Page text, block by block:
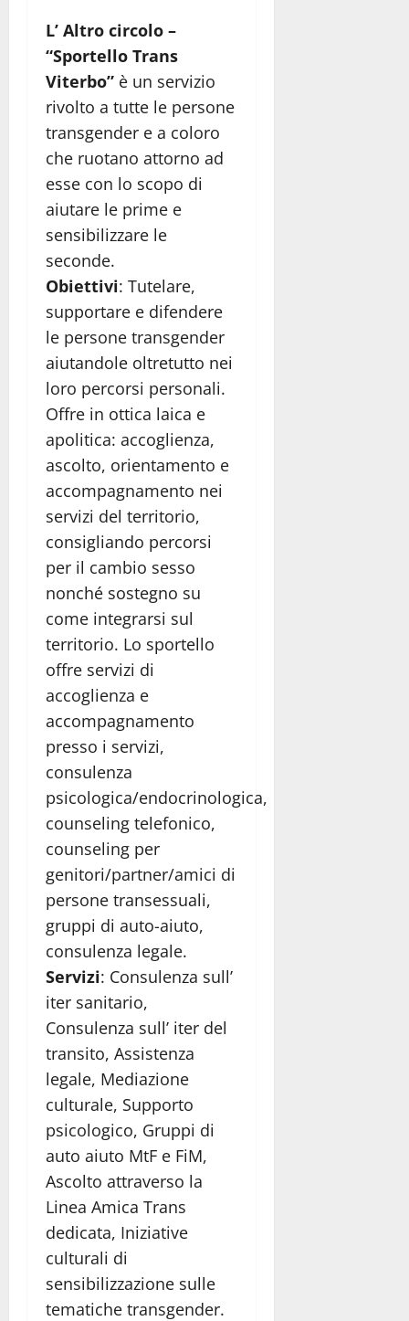
L’ Altro circolo –
“Sportello Trans
Viterbo” è un servizio
rivolto a tutte le persone
transgender e a coloro
che ruotano attorno ad
esse con lo scopo di
aiutare le prime e
sensibilizzare le
seconde.
Obiettivi: Tutelare,
supportare e difendere
le persone transgender
aiutandole oltretutto nei
loro percorsi personali.
Offre in ottica laica e
apolitica: accoglienza,
ascolto, orientamento e
accompagnamento nei
servizi del territorio,
consigliando percorsi
per il cambio sesso
nonché sostegno su
come integrarsi sul
territorio. Lo sportello
offre servizi di
accoglienza e
accompagnamento
presso i servizi,
consulenza
psicologica/endocrinologica,
counseling telefonico,
counseling per
genitori/partner/amici di
persone transessuali,
gruppi di auto-aiuto,
consulenza legale.
Servizi: Consulenza sull’
iter sanitario,
Consulenza sull’ iter del
transito, Assistenza
legale, Mediazione
culturale, Supporto
psicologico, Gruppi di
auto aiuto MtF e FiM,
Ascolto attraverso la
Linea Amica Trans
dedicata, Iniziative
culturali di
sensibilizzazione sulle
tematiche transgender.